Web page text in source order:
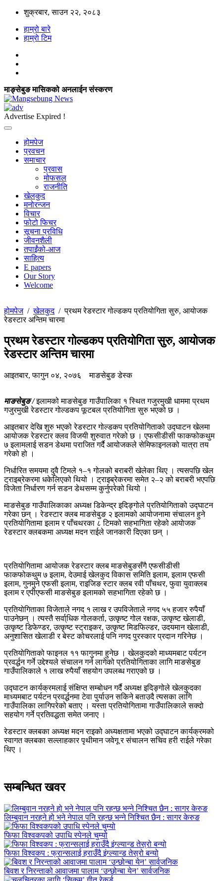
शुक्रबार, साउन २२, २०८३
हाम्रो बारे
हाम्राे टिम
माङ्सेबुङ मासिकको अनलाईन संस्करण
Advertise Expired !
होमपेज
प्रवचन
समाचार
प्रवास
मोफसल
राजनीति
खेलकुद
मनोरन्जन
विचार
फोटो फिचर
सूचना प्रविधि
जीवनशैली
तपाईंको-आज
साहित्य
E papers
Our Story
Welcome
होमपेज/खेलकुद/प्रथम रेडस्टार गोल्डकप प्रतियोगिता सुरु, आयोजक
रेडस्टार अन्तिम चारमा
प्रथम रेडस्टार गोल्डकप प्रतियोगिता सुरु, आयोजक
रेडस्टार अन्तिम चारमा
आइतबार, फागुन ०४, २०७६ माङसेबुङ डेस्क
माङसेबुङ /इलामको माङसेबुङ गाउँपालिका १ स्थित गजुरमुखी धाममा प्रथम
गजुरमुखी रेडस्टार गोल्डकप फूटबल प्रतियोगिता सुरु भएको छ ।
आइतबार देखि शुरु भएको रेडस्टार गोल्डकप प्रतियोगिताको उद्घाटन खेलमा
आयोजक रेडस्टार क्लव विजयी शुरुवात गरेको छ । एफसीडीसी फाकफोकथुम
७ इलामलाई सडन डेथमा पराजित गर्दै आयोजकले सेमिफाइनलको यात्रा तय
गरेको हो ।
निर्धारित समयमा दुवै टिमले १–१ गोलको बराबरी खेलेका थिए । त्यसपछि खेल
ट्राइब्रेकरमा धकेलिएको थियो । ट्राइब्रेकरमा समेत २–२ को बराबरी भएपछि
विजेता निर्धारण गर्न सडन डेथसम्म कुर्नुपरेको थियो ।
माङसेबुङ गाउँपालिकाका अध्यक्ष डिकेन्द्र इदिङ्गोले प्रतियोगिताको उद्घाटन
गरेका छन् । रेडस्टार क्लब माङसेबुङ २ इलामको आयोजनामा संचालन हुने
प्रतियोगितामा इलाम र पाँचथरका ८ टिमको सहभागिता रहेको आयोजक
रेडस्टार क्लबकमा अध्यक्ष मदन राईले जानकारी दिएका छन् ।
प्रतियोगितामा आयोजक रेडस्टार क्लब माङसेबुङसँगै एफसीडीसी
फाकफोकथुम ७ इलाम, देउमाई खेलकुद विकास समिति इलाम, इलाम एफसी
इलाम, गुनमुने एफसी इलाम, राइजिङ स्टार क्लब रवी पाँचथर, फुवा युवाक्लब
इलाम र एपीएफसी माङसेबुङ इलामको सहभागिता रहेको छ ।
प्रतियोगिताका विजेताले नगद १ लाख र उपविजेताले नगद ५५ हजार रुपैयाँ
पाउनेछन् । त्यस्तै सर्वा्धिक गोलकर्ता, उत्कृष्ट गोल रक्षक, उत्कृष्ट खेलाडी,
उत्कृष्ट डिफेण्डर, उत्कृष्ट स्ट्राइकर, उत्कृष्ट मिडफिल्डर, उदयमान खेलाडी,
अनुशासित खेलाडी र बेस्ट कोचरलाई पनि नगद पुरस्कार प्रदान गरिनेछ ।
प्रतियोगिताको फाइनल ११ फागुनमा हुनेछ । खेलकुदको माध्यमबाट पर्यटन
प्रवर्द्धन गर्ने उद्देश्यले संचालन गर्न लागेको प्रतियोगिताका लागि माङसेबुङ
गाउँपालिकाले १ लाख रुपैयाँ सहयोग उपलब्ध गराएको छ ।
उद्घाटन कार्यक्रमलाई संक्षिप्त सम्बोधन गर्दै अध्यक्ष इदिङ्गोले खेलकुदका
माध्यमबाट पर्यटन प्रवर्द्धनमा टेवा पुर्याउन सकिने बताउदै त्यसका लागि
गाउँपालिका लागिपरेको बताए । यस्ता प्रतियोगितामा गाउँपालिकाले सक्दो
सहयोग गर्ने प्रतिवद्धता समेत जनाए ।
रेडस्टार क्लबका अध्यक्ष मदन राइको अध्यक्षतामा भएको उद्घाटन कार्यक्रमको
स्वागत क्लबका सल्लाहकार पृथीमान जवेगू र संचालन सचिव हरी राईले गरेका
थिए ।
सम्बन्धित खवर
लिम्बुवान नरहने हो भने नेपाल पनि रहन्छ भन्ने निश्चित छैन : सागर केरुङ
फिफा विश्वकपको उपाधि स्पेनले चुम्यो
फिफा विश्वकप : फ्रान्सलाई हराउँदै इंग्ल्यान्ड तेस्रो बन्यो
बिवश र निरन्ताको आवाजमा पालाम ‘उन्छोन्बा येन’ सार्वजनिक